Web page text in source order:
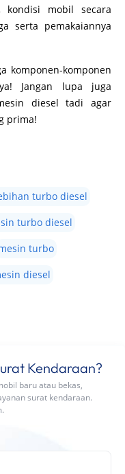
kondisi mobil secara
serta pemakaiannya
komponen-komponen
Jangan lupa juga
diesel tadi agar
prima!
turbo diesel
turbo diesel
turbo
diesel
Kendaraan?
baru atau bekas,
surat kendaraan.